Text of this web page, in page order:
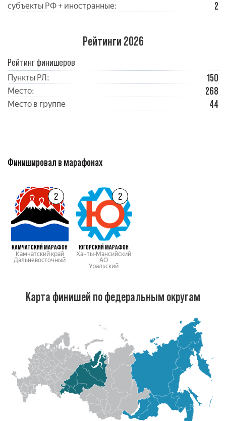
субъекты РФ + иностранные: 2
Рейтинги 2026
Рейтинг финишеров
Пункты РЛ: 150
Место: 268
Место в группе 44
Финишировал в марафонах
2
КАМЧАТСКИЙ МАРАФОН
Камчатский край
Дальневосточный
2
ЮГОРСКИЙ МАРАФОН
Ханты-Мансийский
АО
Уральский
Карта финишей по федеральным округам